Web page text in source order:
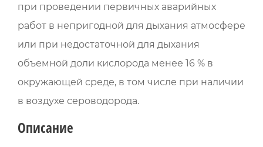
при проведении первичных аварийных
работ в непригодной для дыхания атмосфере
или при недостаточной для дыхания
объемной доли кислорода менее 16 % в
окружающей среде, в том числе при наличии
в воздухе сероводорода.
Описание